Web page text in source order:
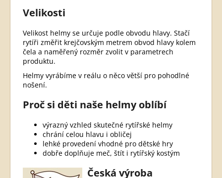
Velikosti
Velikost helmy se určuje podle obvodu hlavy. Stačí
rytíři změřit krejčovským metrem obvod hlavy kolem
čela a naměřený rozměr zvolit v parametrech
produktu.
Helmy vyrábíme v reálu o něco větší pro pohodlné
nošení.
Proč si děti naše helmy oblíbí
výrazný vzhled skutečné rytířské helmy
chrání celou hlavu i obličej
lehké provedení vhodné pro dětské hry
dobře doplňuje meč, štít i rytířský kostým
Česká výroba